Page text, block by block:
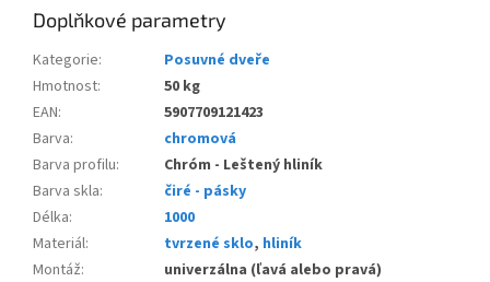
Doplňkové parametry
Kategorie:
Posuvné dveře
Hmotnost:
50 kg
EAN:
5907709121423
Barva:
chromová
Barva profilu:
Chróm - Leštený hliník
Barva skla:
čiré - pásky
Délka:
1000
Materiál: tvrzené sklo, hliník
Montáž:
univerzálna (ľavá alebo pravá)